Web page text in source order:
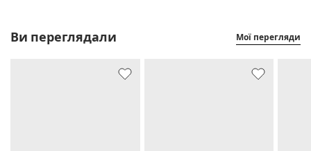
Ви переглядали Мої перегляди